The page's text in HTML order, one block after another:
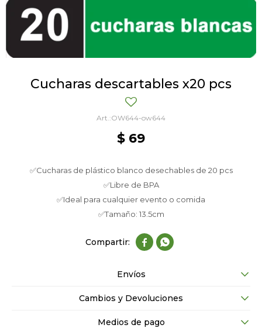
Cucharas descartables x20 pcs
OW644-ow644
$ 69
✅Cucharas de plástico blanco desechables de 20 pcs
✅Libre de BPA
✅Ideal para cualquier evento o comida
✅Tamaño: 13.5cm
 
Envíos
Cambios y Devoluciones
Medios de pago